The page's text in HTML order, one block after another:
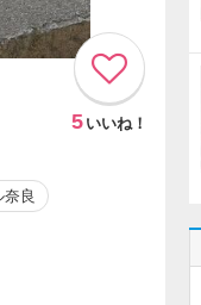
5 いいね！
良